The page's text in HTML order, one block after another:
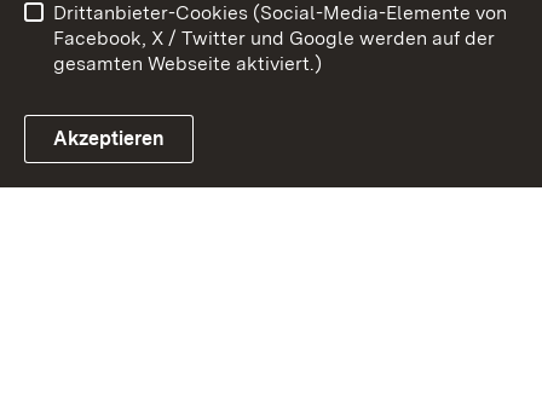
Link zum Landesportal
Impressum Cookies
Drittanbieter-Cookies (Social-Media-Elemente von
Facebook, X / Twitter und Google werden auf der
gesamten Webseite aktiviert.)
Akzeptieren